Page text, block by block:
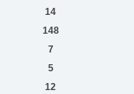
14
148
7
5
12